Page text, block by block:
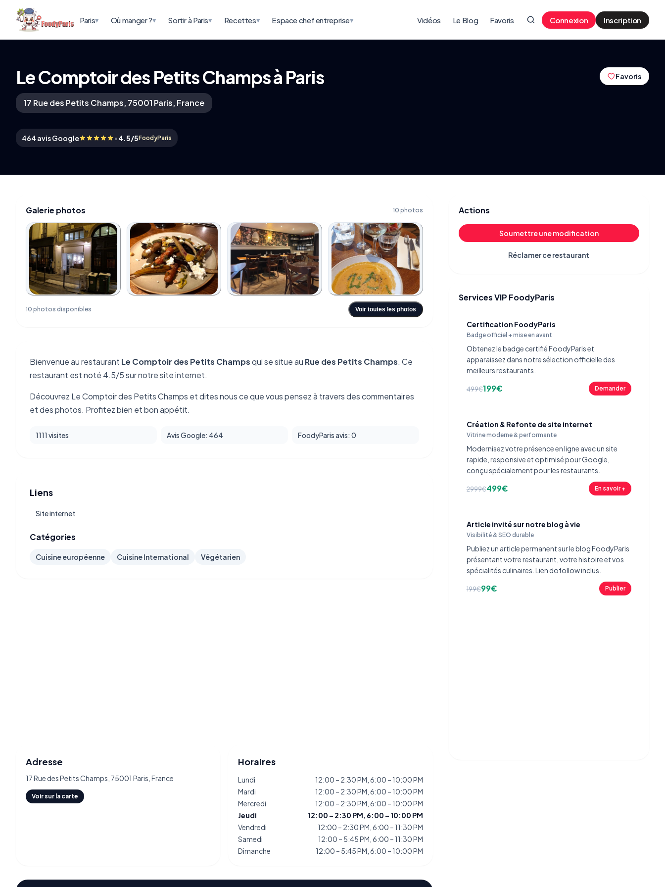
Paris▾ Où manger ?▾ Sortir à Paris▾ Recettes▾ Espace chef entreprise▾ Vidéos Le Blog Favoris Connexion Inscription
Le Comptoir des Petits Champs à Paris
17 Rue des Petits Champs, 75001 Paris, France
464 avis Google •4.5/5FoodyParis
Favoris
Galerie photos 10 photos
10 photos disponibles Voir toutes les photos
Bienvenue au restaurant Le Comptoir des Petits Champsqui se situe au Rue des Petits Champs. Ce
restaurant est noté 4.5/5 sur notre site internet.
Découvrez Le Comptoir des Petits Champs et dites nous ce que vous pensez à travers des commentaires
et des photos. Profitez bien et bon appétit.
1111 visites Avis Google: 464 FoodyParis avis: 0
Liens
Site internet
Catégories
Cuisine européenne Cuisine International Végétarien
Adresse
17 Rue des Petits Champs, 75001 Paris, France
Voir sur la carte
Horaires
Lundi
12:00 – 2:30 PM, 6:00 – 10:00 PM
Mardi
12:00 – 2:30 PM, 6:00 – 10:00 PM
Mercredi
12:00 – 2:30 PM, 6:00 – 10:00 PM
Jeudi
12:00 – 2:30 PM, 6:00 – 10:00 PM
Vendredi
12:00 – 2:30 PM, 6:00 – 11:30 PM
Samedi
12:00 – 5:45 PM, 6:00 – 11:30 PM
Dimanche
12:00 – 5:45 PM, 6:00 – 10:00 PM
Actions
Soumettre une modification
Réclamer ce restaurant
Services VIP FoodyParis
Certification FoodyParis
Badge officiel + mise en avant
Obtenez le badge certifié FoodyParis et
apparaissez dans notre sélection officielle des
meilleurs restaurants.
499€199€ Demander
Création & Refonte de site internet
Vitrine moderne & performante
Modernisez votre présence en ligne avec un site
rapide, responsive et optimisé pour Google,
conçu spécialement pour les restaurants.
2999€499€ En savoir +
Article invité sur notre blog à vie
Visibilité & SEO durable
Publiez un article permanent sur le blog FoodyParis
présentant votre restaurant, votre histoire et vos
spécialités culinaires. Lien dofollow inclus.
199€99€ Publier